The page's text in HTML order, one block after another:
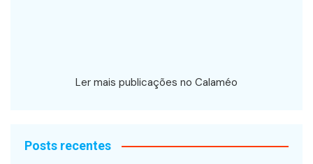
Ler mais publicações no Calaméo
Posts recentes